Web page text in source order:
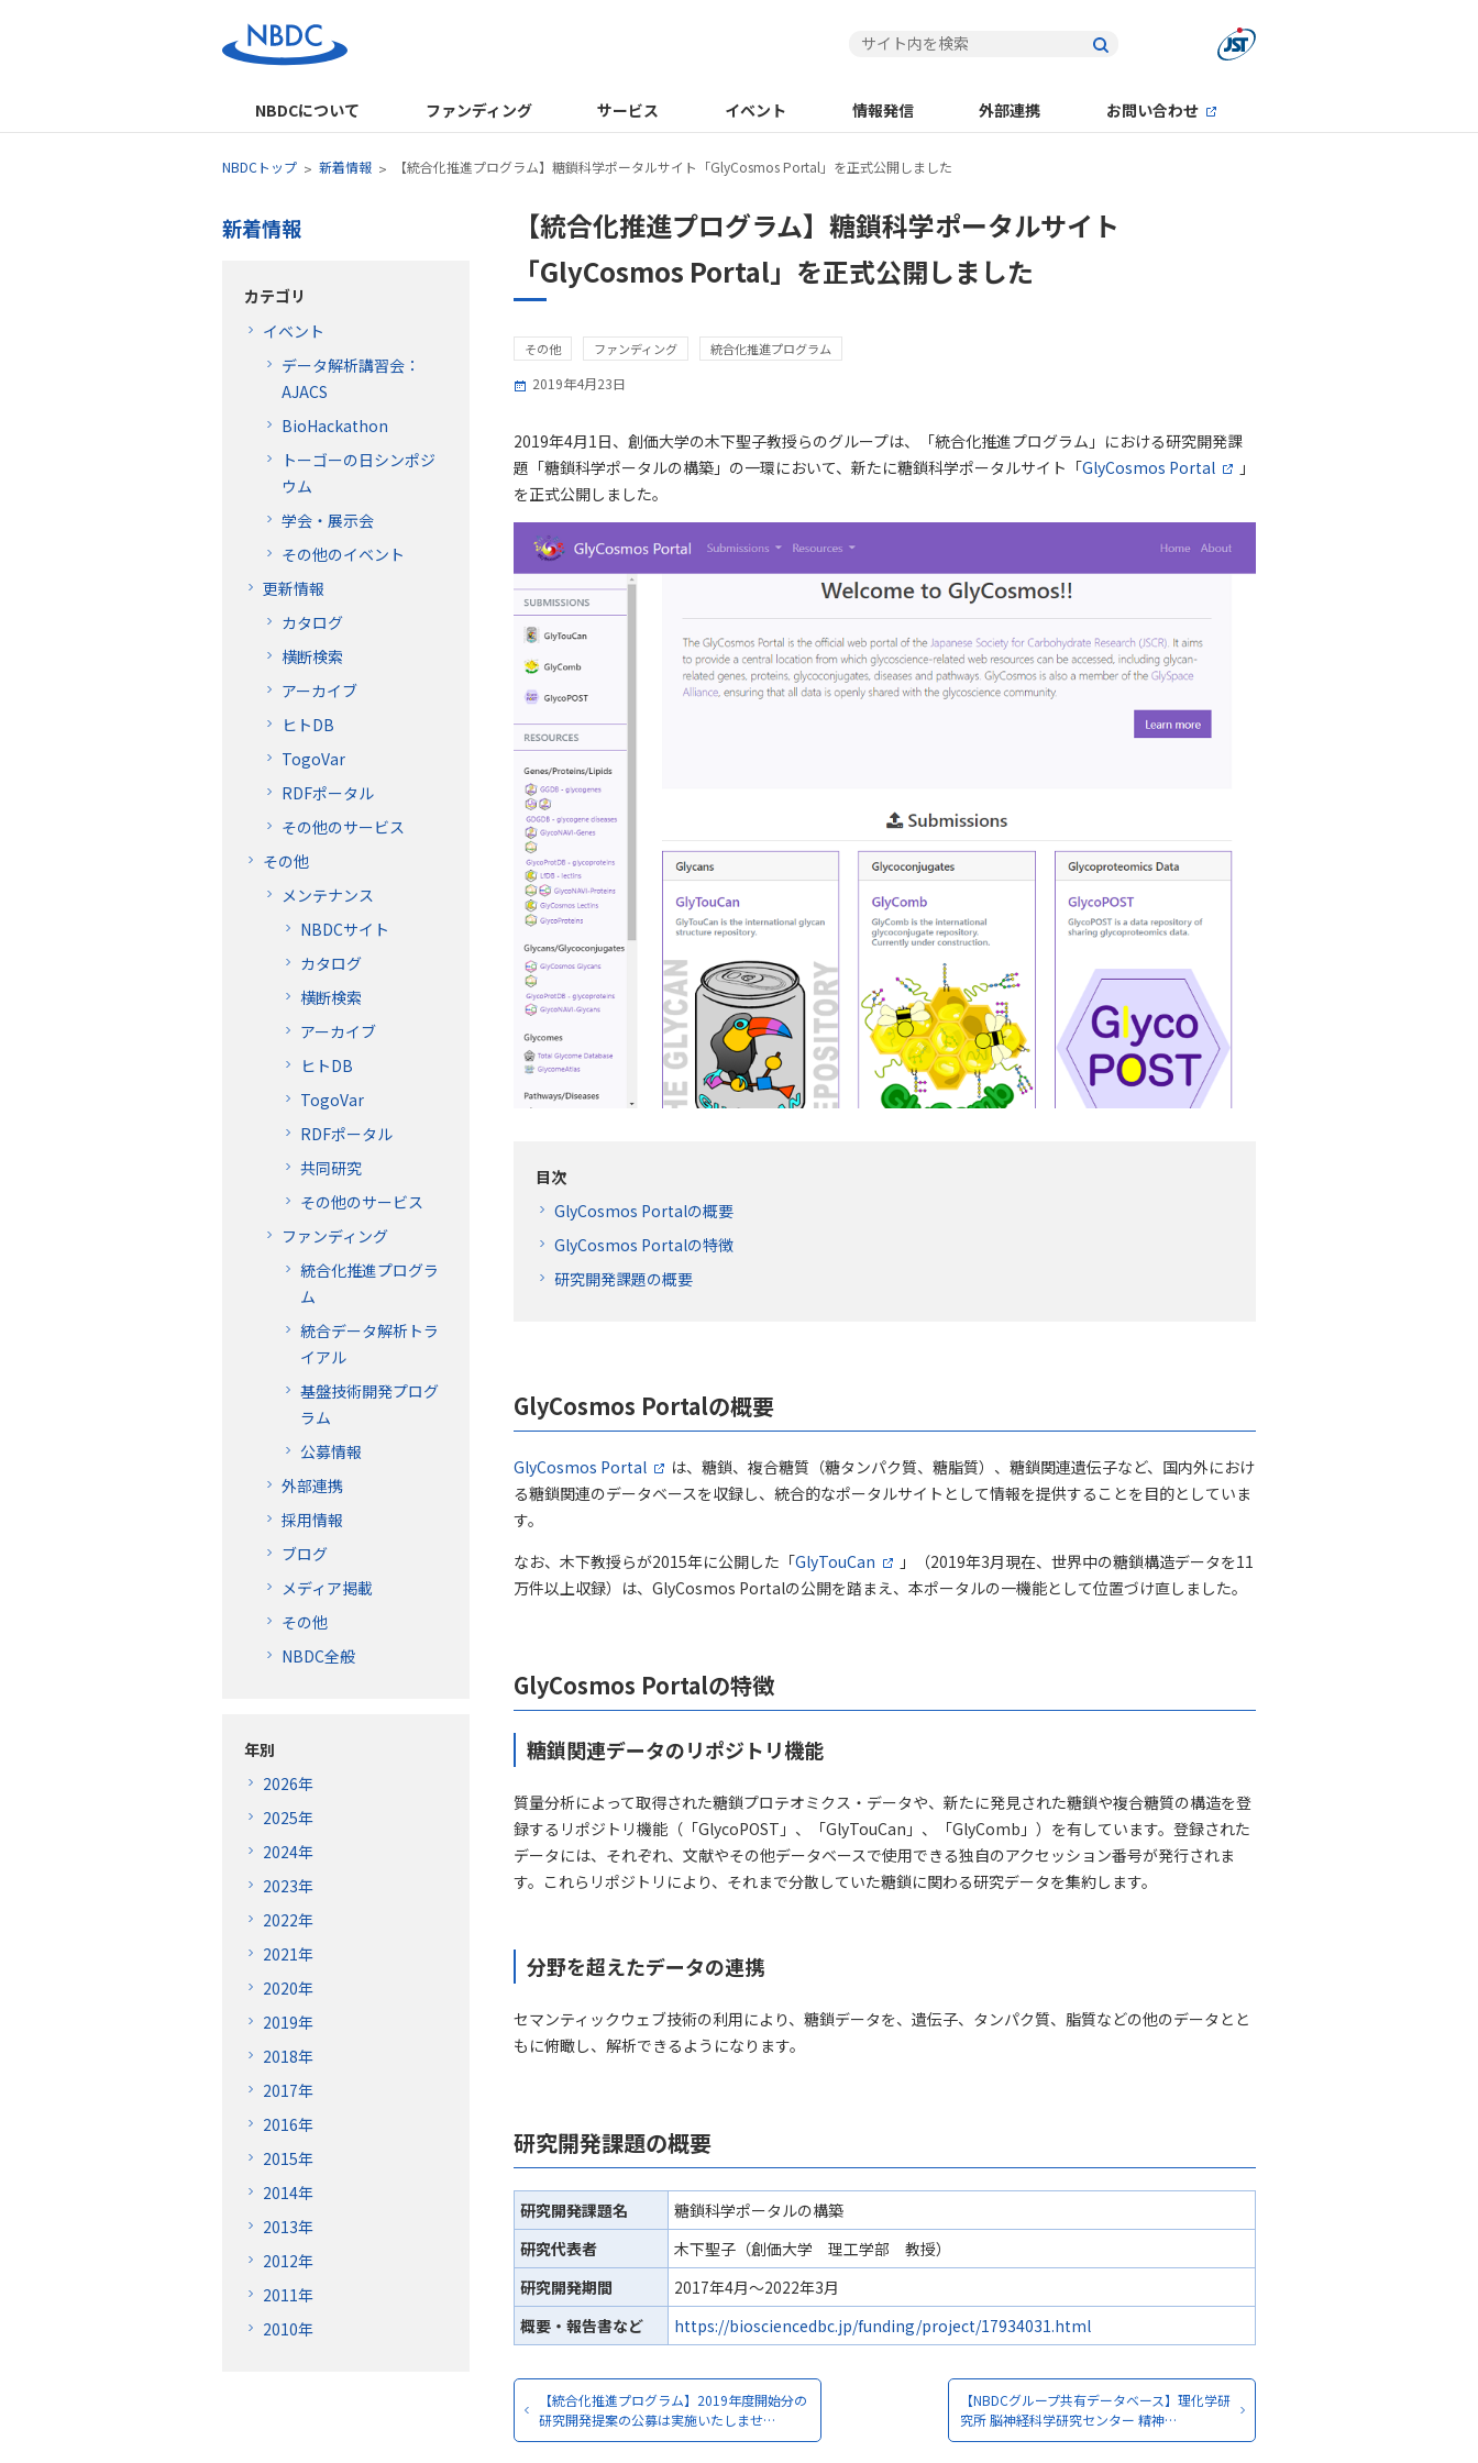
NBDCについて ファンディング サービス イベント 情報発信 外部連携 お問い合わせ
NBDCトップ 新着情報 【統合化推進プログラム】糖鎖科学ポータルサイト「GlyCosmos Portal」を正式公開しました
【統合化推進プログラム】糖鎖科学ポータルサイト
「GlyCosmos Portal」を正式公開しました
その他 ファンディング 統合化推進プログラム
2019年4月23日
2019年4月1日、創価大学の木下聖子教授らのグループは、「統合化推進プログラム」における研究開発課
題「糖鎖科学ポータルの構築」の一環において、新たに糖鎖科学ポータルサイト「GlyCosmos Portal
」
を正式公開しました。
目次
GlyCosmos Portalの概要
GlyCosmos Portalの特徴
研究開発課題の概要
GlyCosmos Portalの概要
GlyCosmos Portal
は、糖鎖、複合糖質（糖タンパク質、糖脂質）、糖鎖関連遺伝子など、国内外におけ
る糖鎖関連のデータベースを収録し、統合的なポータルサイトとして情報を提供することを目的としていま
す。
なお、木下教授らが2015年に公開した「GlyTouCan
」（2019年3月現在、世界中の糖鎖構造データを11
万件以上収録）は、GlyCosmos Portalの公開を踏まえ、本ポータルの一機能として位置づけ直しました。
GlyCosmos Portalの特徴
糖鎖関連データのリポジトリ機能
質量分析によって取得された糖鎖プロテオミクス・データや、新たに発見された糖鎖や複合糖質の構造を登
録するリポジトリ機能（「GlycoPOST」、「GlyTouCan」、「GlyComb」）を有しています。登録された
データには、それぞれ、文献やその他データベースで使用できる独自のアクセッション番号が発行されま
す。これらリポジトリにより、それまで分散していた糖鎖に関わる研究データを集約します。
分野を超えたデータの連携
セマンティックウェブ技術の利用により、糖鎖データを、遺伝子、タンパク質、脂質などの他のデータとと
もに俯瞰し、解析できるようになります。
研究開発課題の概要
研究開発課題名
糖鎖科学ポータルの構築
研究代表者
木下聖子（創価大学 理工学部 教授）
研究開発期間
2017年4月～2022年3月
概要・報告書など
https://biosciencedbc.jp/funding/project/17934031.html
【統合化推進プログラム】2019年度開始分の
研究開発提案の公募は実施いたしませ…
【NBDCグループ共有データベース】理化学研
究所 脳神経科学研究センター 精神…
新着情報
カテゴリ
イベント
データ解析講習会：
AJACS
BioHackathon
トーゴーの日シンポジ
ウム
学会・展示会
その他のイベント
更新情報
カタログ
横断検索
アーカイブ
ヒトDB
TogoVar
RDFポータル
その他のサービス
その他
メンテナンス
NBDCサイト
カタログ
横断検索
アーカイブ
ヒトDB
TogoVar
RDFポータル
共同研究
その他のサービス
ファンディング
統合化推進プログラ
ム
統合データ解析トラ
イアル
基盤技術開発プログ
ラム
公募情報
外部連携
採用情報
ブログ
メディア掲載
その他
NBDC全般
年別
2026年
2025年
2024年
2023年
2022年
2021年
2020年
2019年
2018年
2017年
2016年
2015年
2014年
2013年
2012年
2011年
2010年